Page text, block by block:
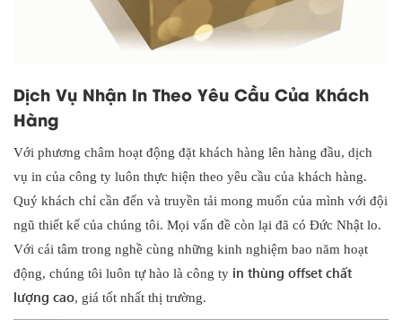
Dịch Vụ Nhận In Theo Yêu Cầu Của Khách
Hàng
Với phương châm hoạt động đặt khách hàng lên hàng đầu, dịch
vụ in của công ty luôn thực hiện theo yêu cầu của khách hàng.
Quý khách chỉ cần đến và truyền tải mong muốn của mình với đội
ngũ thiết kế của chúng tôi. Mọi vấn đề còn lại đã có Đức Nhật lo.
Với cái tâm trong nghề cùng những kinh nghiệm bao năm hoạt
động, chúng tôi luôn tự hào là công ty in thùng offset chất
lượng cao, giá tốt nhất thị trường.